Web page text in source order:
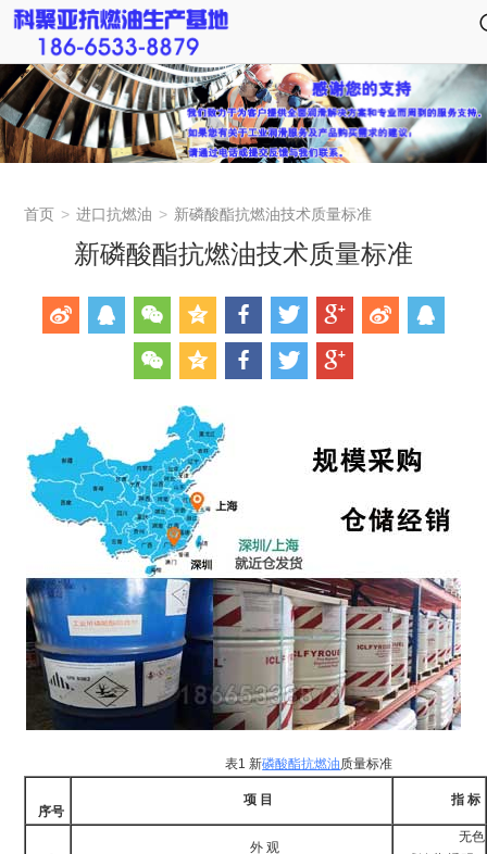
首页 > 进口抗燃油 > 新磷酸酯抗燃油技术质量标准
新磷酸酯抗燃油技术质量标准
表1 新磷酸酯抗燃油质量标准
序号
项 目 指 标
外 观
无色